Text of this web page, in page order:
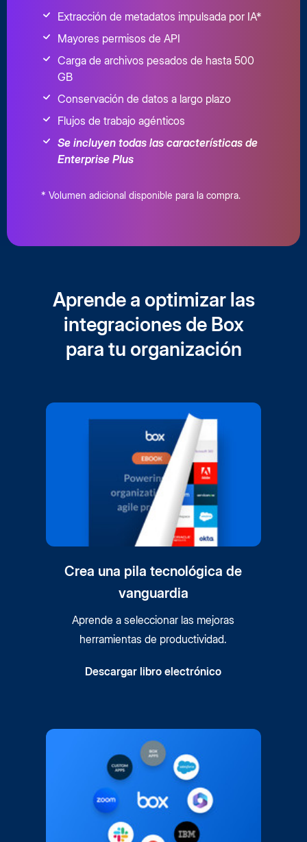
Extracción de metadatos impulsada por IA*
Mayores permisos de API
Carga de archivos pesados de hasta 500
GB
Conservación de datos a largo plazo
Flujos de trabajo agénticos
Se incluyen todas las características de
Enterprise Plus
* Volumen adicional disponible para la compra.
Aprende a optimizar las
integraciones de Box
para tu organización
Crea una pila tecnológica de
vanguardia
Aprende a seleccionar las mejoras
herramientas de productividad.
Descargar libro electrónico